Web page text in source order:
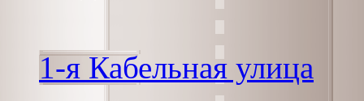
1-я Кабельная улица